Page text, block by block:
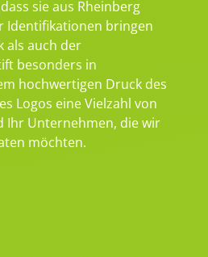
sie aus Rheinberg
Identifikationen bringen
als auch der
besonders in
hochwertigen Druck des
Logos eine Vielzahl von
Ihr Unternehmen, die wir
möchten.